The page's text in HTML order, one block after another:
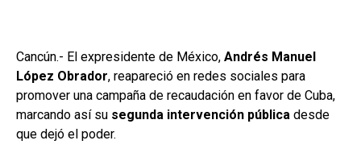
Cancún.- El expresidente de México, Andrés Manuel
López Obrador, reapareció en redes sociales para
promover una campaña de recaudación en favor de Cuba,
marcando así su segunda intervención pública desde
que dejó el poder.